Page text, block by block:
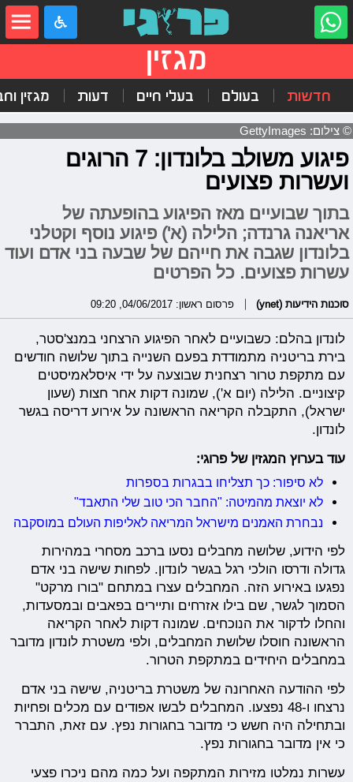
מגזין
חדשות בעולם בעלי חיים דעות מגזין
© צילום: GettyImages
פיגוע משולב בלונדון: 7 הרוגים
ועשרות פצועים
בתוך שבועיים מאז הפיגוע בהופעתה של
אריאנה גרנדה; הלילה (א') פיגוע נוסף וקטלני
בלונדון שגבה את חייהם של שבעה בני אדם ועוד
עשרות פצועים. כל הפרטים
סוכנות הידיעות (ynet) פרסום ראשון: 04/06/2017, 09:20
לונדון בהלם: כשבועיים לאחר הפיגוע הרצחני במנצ'סטר,
בירת בריטניה מתמודדת בפעם השנייה בתוך שלושה חודשים
עם מתקפת טרור רצחנית שבוצעה על ידי איסלאמיסטים
קיצוניים. הלילה (יום א'), שמונה דקות אחר חצות (שעון
ישראל), התקבלה הקריאה הראשונה על אירוע דריסה בגשר
לונדון.
עוד בערוץ המגזין של פרוגי:
לא סיפור: כך תצליחו בבגרות בספרות
לא יוצאת מהמיטה: "החבר הכי טוב שלי התאבד"
נבחרת האמנים מישראל המריאה לאליפות העולם במוסקבה
לפי הידוע, שלושה מחבלים נסעו ברכב מסחרי במהירות
גדולה ודרסו הולכי רגל בגשר לונדון. לפחות שישה בני אדם
נפגעו באירוע הזה. המחבלים עצרו במתחם "בורו מרקט"
הסמוך לגשר, שם בילו אזרחים ותיירים בפאבים ובמסעדות,
והחלו לדקור את הנוכחים. שמונה דקות לאחר הקריאה
הראשונה חוסלו שלושת המחבלים, ולפי משטרת לונדון מדובר
במחבלים היחידים במתקפת הטרור.
לפי ההודעה האחרונה של משטרת בריטניה, שישה בני אדם
נרצחו ו-48 נפצעו. המחבלים לבשו אפודים עם מכלים ופחיות
ובתחילה היה חשש כי מדובר בחגורות נפץ. עם זאת, התברר
כי אין מדובר בחגורות נפץ.
עשרות נמלטו מזירות המתקפה ועל כמה מהם ניכרו פצעי